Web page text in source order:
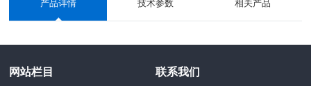
产品详情 技术参数 相关产品
网站栏目 联系我们